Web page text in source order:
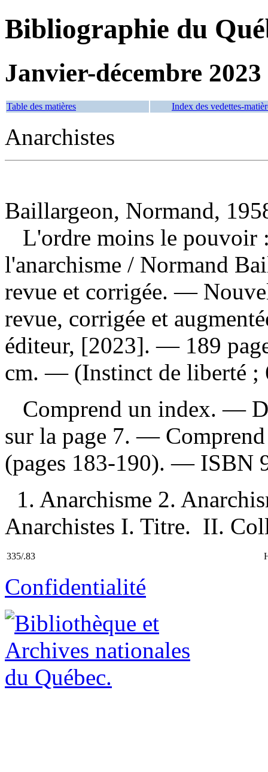
Bibliographie du
Janvier-décembre 2023
Table des matières Index des vedettes-
Anarchistes
Baillargeon, Normand,
L'ordre moins le pouvoir
l'anarchisme / Normand
revue et corrigée. —
revue, corrigée et
éditeur, [2023]. — 189
cm. — (Instinct de liberté ;
Comprend un index. —
sur la page 7. —
(pages 183-190). — ISBN
1. Anarchisme 2.
Anarchistes I. Titre. II.
335/.83
Confidentialité